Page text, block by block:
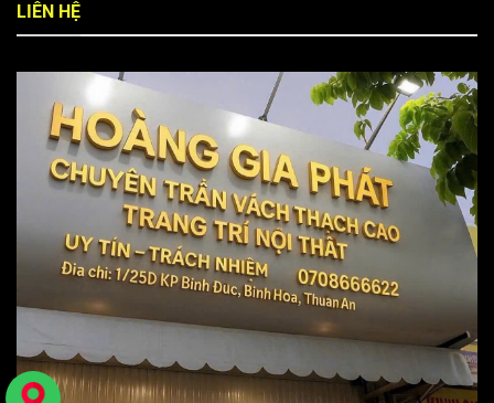
LIÊN HỆ